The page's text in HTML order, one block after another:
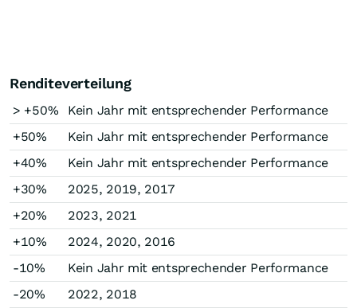
Renditeverteilung
> +50%
Kein Jahr mit entsprechender Performance
+50%
Kein Jahr mit entsprechender Performance
+40%
Kein Jahr mit entsprechender Performance
+30%
2025, 2019, 2017
+20%
2023, 2021
+10%
2024, 2020, 2016
-10%
Kein Jahr mit entsprechender Performance
-20%
2022, 2018